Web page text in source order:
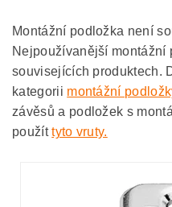
Montážní podložka není
Nejpoužívanější montážní
souvisejících produktech.
kategorii montážní
závěsů a podložek s
použíttyto vruty.